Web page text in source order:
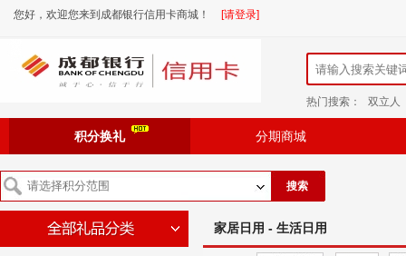
您好，欢迎您来到成都银行信用卡商城！ [请登录]
热门搜索： 双立人
积分换礼 分期商城
搜索
家居日用 - 生活日用